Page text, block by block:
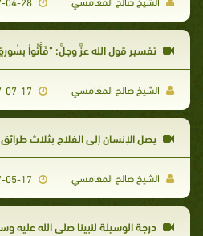
تفسير قول الله عزَّ وجلَّ: "فَأْتُواْ
الشيخ صالح المغامسي
يصل الإنسان إلى الفلاح بثلاث طرائق
الشيخ صالح المغامسي
درجة الوسيلة لنبينا صلى الله عليه